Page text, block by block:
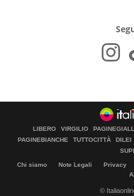
LIBERO VIRGILIO
PAGINEBIANCHE
TUTTOCITTÀ DILEI
Chi siamo Note Legali Privacy
©